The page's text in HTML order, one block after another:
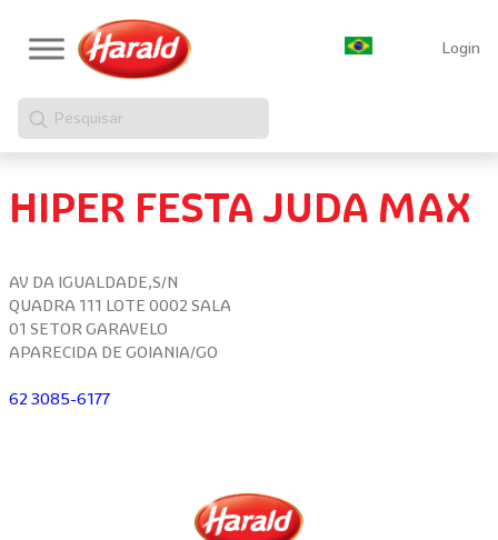
Login
Pesquisar
HIPER FESTA JUDA MAX
AV DA IGUALDADE,S/N
QUADRA 111 LOTE 0002 SALA
01 SETOR GARAVELO
APARECIDA DE GOIANIA/GO
62 3085-6177